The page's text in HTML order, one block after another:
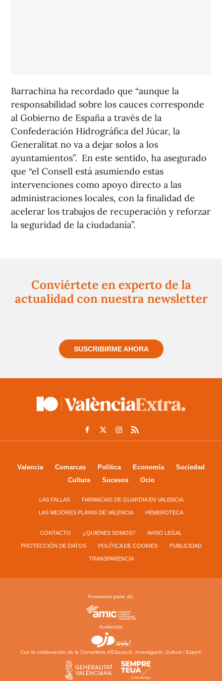
Barrachina ha recordado que “aunque la
responsabilidad sobre los cauces corresponde
al Gobierno de España a través de la
Confederación Hidrográfica del Júcar, la
Generalitat no va a dejar solos a los
ayuntamientos”. En este sentido, ha asegurado
que “el Consell está asumiendo estas
intervenciones como apoyo directo a las
administraciones locales, con la finalidad de
acelerar los trabajos de recuperación y reforzar
la seguridad de la ciudadanía”.
Conviértete en experto de la
actualidad con nuestra newsletter
SUSCRIBIRME AHORA
Valencia Comarcas Política Economía
Sociedad
Cultura
Sucesos Ocio
LAS FALLAS FARMACIAS DE GUARDIA EN VALENCIA
LAS MEJORES PLAYAS DE VALENCIA HEMEROTECA
CONTACTO ¿QUIENES SOMOS? AVISO LEGAL
PROTECCIÓN DE DATOS POLÍTICA DE COOKIES PUBLICIDAD
TRANSPARENCIA
Formamos parte de:
Audiencia:
Con la colaboración de la Conselleria d’Educació, Investigació, Cultura i Esport: